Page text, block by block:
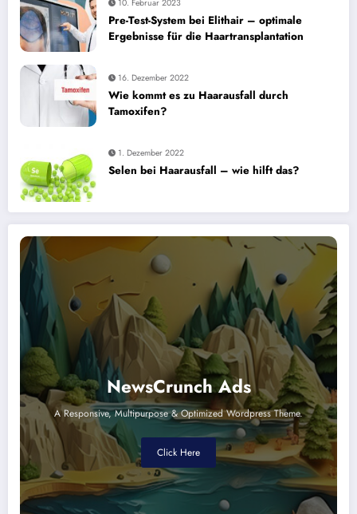
10. Februar 2023
Pre-Test-System bei Elithair – optimale
Ergebnisse für die Haartransplantation
16. Dezember 2022
Wie kommt es zu Haarausfall durch
Tamoxifen?
1. Dezember 2022
Selen bei Haarausfall – wie hilft das?
NewsCrunch Ads
A Responsive, Multipurpose & Optimized Wordpress Theme.
Click Here